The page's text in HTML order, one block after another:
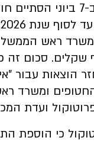
לטווח זמן ארוך.
שנת 2026.
ראש
הוצאות עבור
החטופים ומשרד
פרוטוקול ועדת
כי הוספת